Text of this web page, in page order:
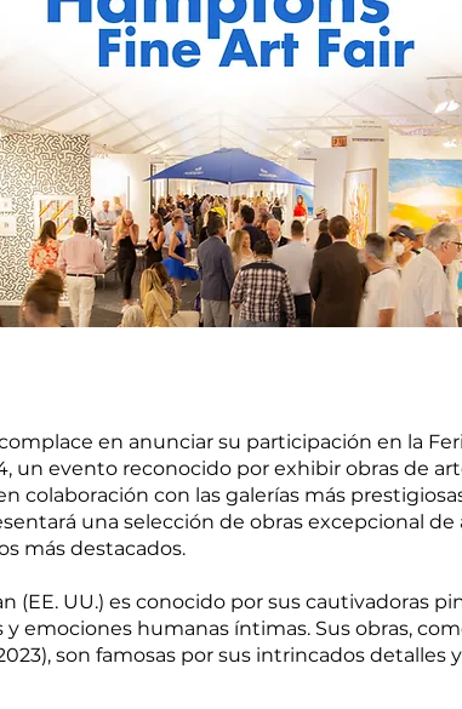
complace en anunciar su participación en la
un evento reconocido por exhibir obras de
colaboración con las galerías más
una selección de obras excepcional
más destacados.
(EE. UU.) es conocido por sus cautivadoras
y emociones humanas íntimas. Sus obras,
son famosas por sus intrincados detalles